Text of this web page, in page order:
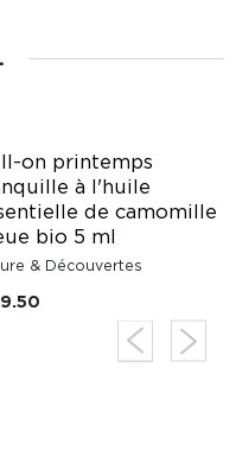
on printemps
à l'huile
de camomille
bio 5 ml
& Découvertes